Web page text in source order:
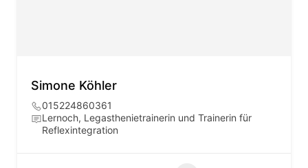
Simone Köhler
015224860361
Lernoch, Legasthenietrainerin und Trainerin für
Reflexintegration